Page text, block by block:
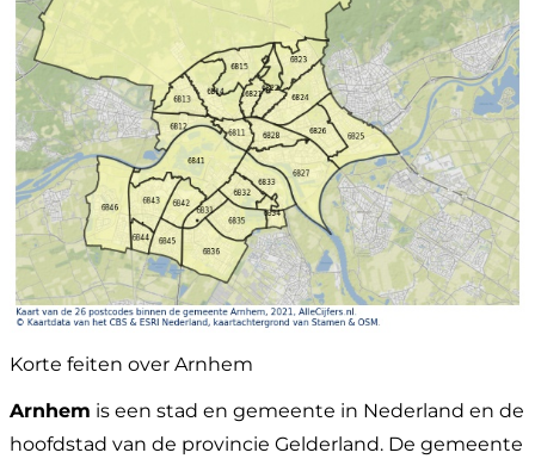
Korte feiten over Arnhem
Arnhem is een stad en gemeente in Nederland en de
hoofdstad van de provincie Gelderland. De gemeente